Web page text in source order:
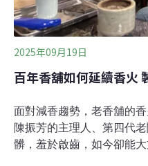
2025年09月19日
百年香舖如何延續香火
面對減香趨勢，老香舖的
陳振芳的主理人、第四代
髒，羞於啟齒，如今卻能